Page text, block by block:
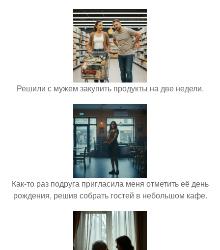
Решили с мужем закупить продукты на две недели.
Как-то раз подруга пригласила меня отметить её день
рождения, решив собрать гостей в небольшом кафе.